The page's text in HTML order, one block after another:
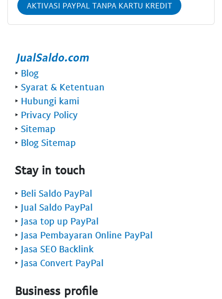
AKTIVASI PAYPAL TANPA KARTU KREDIT
‣ Blog
‣ Syarat & Ketentuan
‣ Hubungi kami
‣ Privacy Policy
‣ Sitemap
‣ Blog Sitemap
Stay in touch
‣ Beli Saldo PayPal
‣ Jual Saldo PayPal
‣ Jasa top up PayPal
‣ Jasa Pembayaran Online PayPal
‣ Jasa SEO Backlink
‣ Jasa Convert PayPal
Business profile